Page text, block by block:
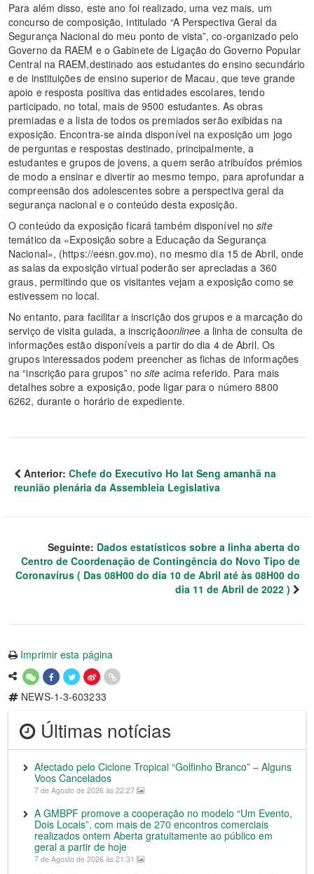
Para além disso, este ano foi realizado, uma vez mais, um
concurso de composição, intitulado “A Perspectiva Geral da
Segurança Nacional do meu ponto de vista”, co-organizado pelo
Governo da RAEM e o Gabinete de Ligação do Governo Popular
Central na RAEM,destinado aos estudantes do ensino secundário
e de instituições de ensino superior de Macau, que teve grande
apoio e resposta positiva das entidades escolares, tendo
participado, no total, mais de 9500 estudantes. As obras
premiadas e a lista de todos os premiados serão exibidas na
exposição. Encontra-se ainda disponível na exposição um jogo
de perguntas e respostas destinado, principalmente, a
estudantes e grupos de jovens, a quem serão atribuídos prémios
de modo a ensinar e divertir ao mesmo tempo, para aprofundar a
compreensão dos adolescentes sobre a perspectiva geral da
segurança nacional e o conteúdo desta exposição.
O conteúdo da exposição ficará também disponível nosite
temático da «Exposição sobre a Educação da Segurança
Nacional», (https://eesn.gov.mo), no mesmo dia 15 de Abril, onde
as salas da exposição virtual poderão ser apreciadas a 360
graus, permitindo que os visitantes vejam a exposição como se
estivessem no local.
No entanto, para facilitar a inscrição dos grupos e a marcação do
serviço de visita guiada, a inscriçãoonlinee a linha de consulta de
informações estão disponíveis a partir do dia 4 de Abril. Os
grupos interessados podem preencher as fichas de informações
na “inscrição para grupos” nosite acima referido. Para mais
detalhes sobre a exposição, pode ligar para o número 8800
6262, durante o horário de expediente.
Anterior: Chefe do Executivo Ho Iat Seng amanhã na
reunião plenária da Assembleia Legislativa
Seguinte: Dados estatísticos sobre a linha aberta do
Centro de Coordenação de Contingência do Novo Tipo de
Coronavírus ( Das 08H00 do dia 10 de Abril até às 08H00 do
dia 11 de Abril de 2022 )
Imprimir esta página
NEWS-1-3-603233
Últimas notícias
Afectado pelo Ciclone Tropical “Golfinho Branco” – Alguns
Voos Cancelados
7 de Agosto de 2026 às 22:27
A GMBPF promove a cooperação no modelo “Um Evento,
Dois Locais”, com mais de 270 encontros comerciais
realizados ontem Aberta gratuitamente ao público em
geral a partir de hoje
7 de Agosto de 2026 às 21:31